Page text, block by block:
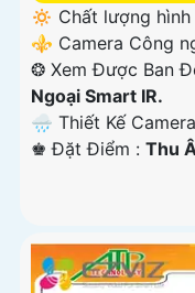
🔅 Chất lượng hình
⚜️ Camera Công
❂ Xem Được Ban
Ngoại Smart IR.
🌧️ Thiết Kế Camera
️♚ Đặt Điểm : Thu